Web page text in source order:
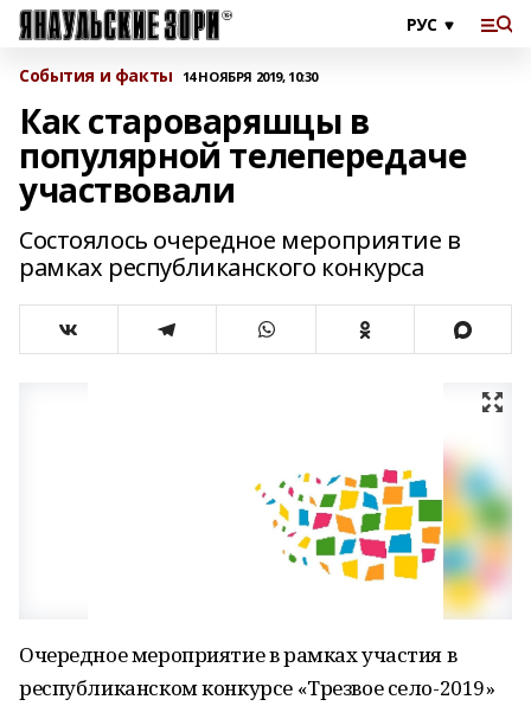
События и факты 14 НОЯБРЯ 2019, 10:30
Как староваряшцы в
популярной телепередаче
участвовали
Состоялось очередное мероприятие в
рамках республиканского конкурса
Очередное мероприятие в рамках участия в
республиканском конкурсе «Трезвое село-2019»